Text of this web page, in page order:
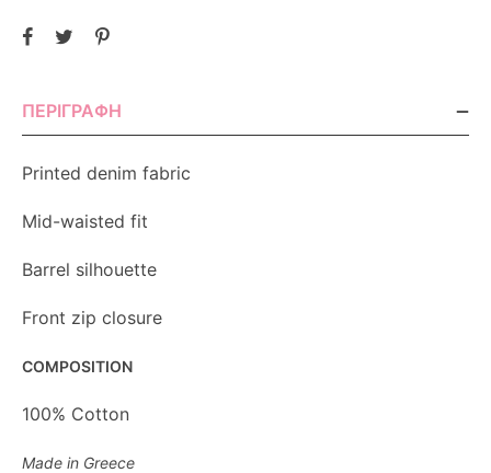
ΠΕΡΙΓΡΑΦΉ
Printed denim fabric
Mid-waisted fit
Barrel silhouette
Front zip closure
COMPOSITION
100% Cotton
Made in Greece